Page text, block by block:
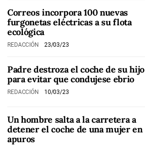
Correos incorpora 100 nuevas
furgonetas eléctricas a su flota
ecológica
REDACCIÓN 23/03/23
Padre destroza el coche de su hijo
para evitar que condujese ebrio
REDACCIÓN 10/03/23
Un hombre salta a la carretera a
detener el coche de una mujer en
apuros